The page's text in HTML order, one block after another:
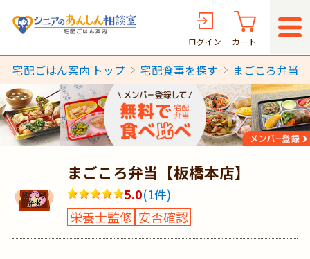
ログイン カート
宅配ごはん案内 トップ 宅配食事を探す まごころ弁当
まごころ弁当【板橋本店】
5.0(1件)
栄養士監修 安否確認